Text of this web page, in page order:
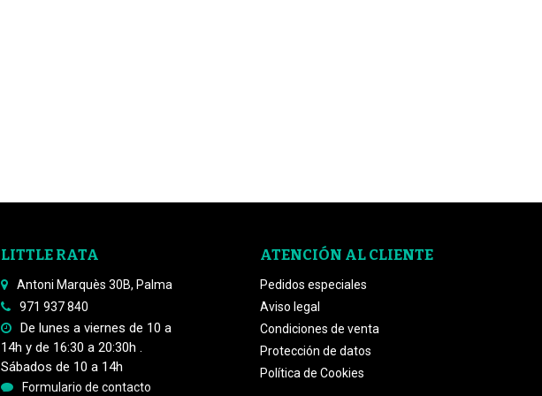
LITTLE RATA
Antoni Marquès 30B, Palma
971 937 840
De lunes a viernes de 10 a
14h y de 16:30 a 20:30h .
Sábados de 10 a 14h
Formulario de contacto
ATENCIÓN AL CLIENTE
Pedidos especiales
Aviso legal
Condiciones de venta
Protección de datos
Política de Cookies